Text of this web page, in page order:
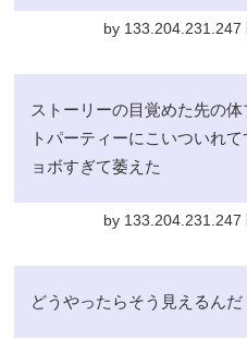
by 133.204.231.247
ストーリーの目覚めた先の
トパーティーにこいついれ
ョボすぎて萎えた
by 133.204.231.247
どうやったらそう見えるん